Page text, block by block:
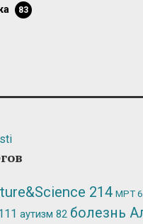
83
214 МРТ
аутизм 82 болезнь